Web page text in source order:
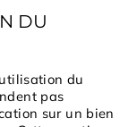
DU
du
pas
sur un bien